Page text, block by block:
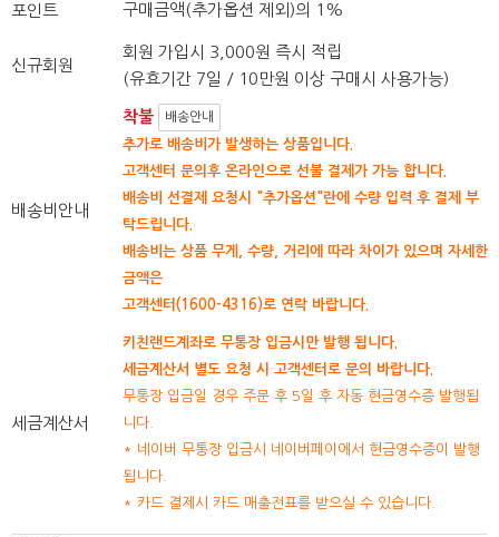
포인트 구매금액(추가옵션 제외)의 1%
신규회원
회원 가입시 3,000원 즉시 적립
(유효기간 7일 / 10만원 이상 구매시 사용가능)
배송비안내
착불 배송안내
추가로 배송비가 발생하는 상품입니다.
고객센터 문의후 온라인으로 선불 결제가 가능 합니다.
배송비 선결제 요청시 "추가옵션"란에 수량 입력 후 결제 부
탁드립니다.
배송비는 상품 무게, 수량, 거리에 따라 차이가 있으며 자세한
금액은
고객센터(1600-4316)로 연락 바랍니다.
세금계산서
키친랜드계좌로 무통장 입금시만 발행 됩니다.
세금계산서 별도 요청 시 고객센터로 문의 바랍니다.
무통장 입금일 경우 주문 후 5일 후 자동 현금영수증 발행됩
니다.
* 네이버 무통장 입금시 네이버페이에서 현금영수증이 발행
됩니다.
* 카드 결제시 카드 매출전표를 받으실 수 있습니다.